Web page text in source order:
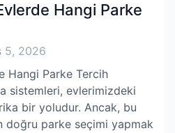
Hangi Parke
5, 2026
Hangi Parke Tercih
sistemleri, evlerimizdeki
bir yoludur. Ancak, bu
doğru parke seçimi yapmak